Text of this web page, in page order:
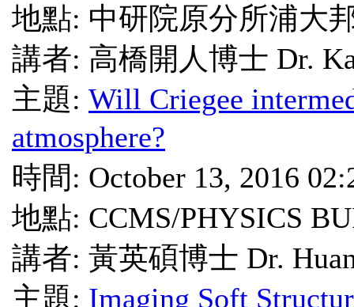
地點: 中研院原分所浦大
講者: 高橋開人博士 Dr.
主題: Will Criegee
atmosphere?
時間: October 13, 2016
地點: CCMS/PHYSICS
講者: 黃英碩博士 Dr.
主題: Imaging Soft